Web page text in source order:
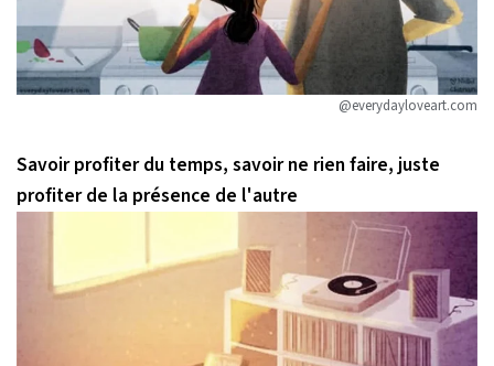
@everydayloveart.com
Savoir profiter du temps, savoir ne rien faire, juste
profiter de la présence de l'autre